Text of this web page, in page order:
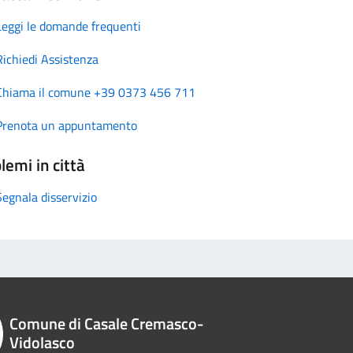
le domande frequenti
Assistenza
il comune +39 0373 456 711
un appuntamento
in città
disservizio
Comune di Casale Cremasco-
Vidolasco